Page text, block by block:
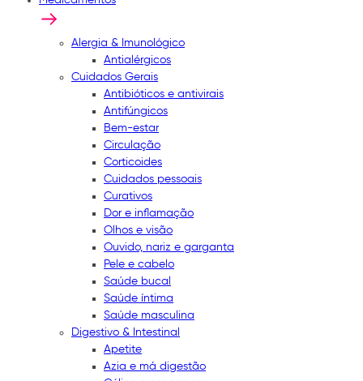
Alergia & Imunológico
Antialérgicos
Cuidados Gerais
Antibióticos e antivirais
Antifúngicos
Bem-estar
Circulação
Corticoides
Cuidados pessoais
Curativos
Dor e inflamação
Olhos e visão
Ouvido, nariz e garganta
Pele e cabelo
Saúde bucal
Saúde íntima
Saúde masculina
Digestivo & Intestinal
Apetite
Azia e má digestão